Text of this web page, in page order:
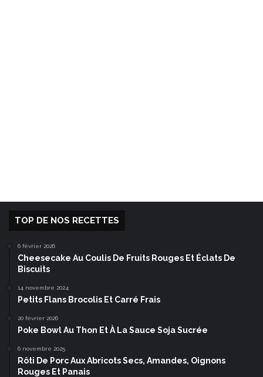
TOP DE NOS RECETTES
6 février 2026
Cheesecake Au Coulis De Fruits Rouges Et Éclats De
Biscuits
14 novembre 2024
Petits Flans Brocolis Et Carré Frais
20 février 2026
Poke Bowl Au Thon Et À La Sauce Soja Sucrée
6 novembre 2025
Rôti De Porc Aux Abricots Secs, Amandes, Oignons
Rouges Et Panais